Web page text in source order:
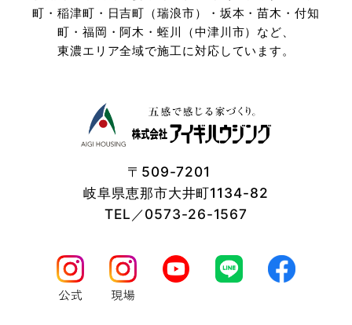
町・稲津町・日吉町（瑞浪市）・坂本・苗木・付知
町・ 福岡・阿木・蛭川（中津川市）など、
東濃エリア全域で施工に対応しています。
〒509-7201
岐阜県恵那市大井町1134-82
TEL／0573-26-1567